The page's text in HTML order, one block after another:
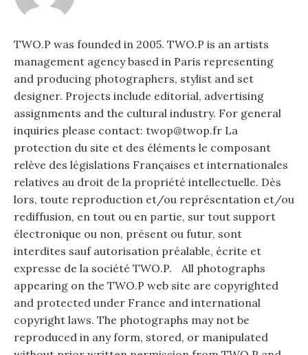
TWO.P was founded in 2005. TWO.P is an artists
management agency based in Paris representing
and producing photographers, stylist and set
designer. Projects include editorial, advertising
assignments and the cultural industry. For general
inquiries please contact: twop@twop.fr La
protection du site et des éléments le composant
relève des législations Françaises et internationales
relatives au droit de la propriété intellectuelle. Dès
lors, toute reproduction et/ou représentation et/ou
rediffusion, en tout ou en partie, sur tout support
électronique ou non, présent ou futur, sont
interdites sauf autorisation préalable, écrite et
expresse de la société TWO.P. All photographs
appearing on the TWO.P web site are copyrighted
and protected under France and international
copyright laws. The photographs may not be
reproduced in any form, stored, or manipulated